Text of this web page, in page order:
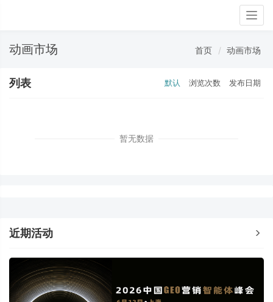
动画市场 首页 动画市场
列表 默认 浏览次数 发布日期
暂无数据
近期活动